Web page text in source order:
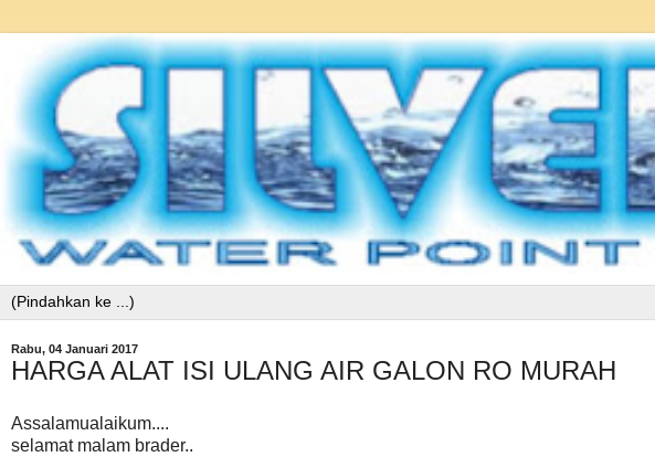
Rabu, 04 Januari 2017
HARGA ALAT ISI ULANG AIR GALON RO MURAH
Assalamualaikum....
selamat malam brader..